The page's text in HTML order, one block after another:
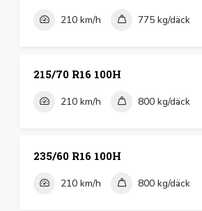
210 km/h 775 kg/däck
215/70 R16 100H
210 km/h 800 kg/däck
235/60 R16 100H
210 km/h 800 kg/däck